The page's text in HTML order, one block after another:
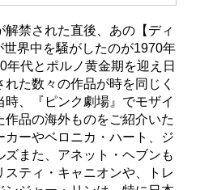
解禁された直後、あの【ディ
界中を騒がしたのが1970年
年代とポルノ黄金期を迎え日
た数々の作品が時を同じく
時、『ピンク劇場』でモザイ
作品の海外ものをご紹介いた
カーやベロニカ・ハート、ジ
ズまた、アネット・ヘブンも
スティ・キャニオンや、トレ